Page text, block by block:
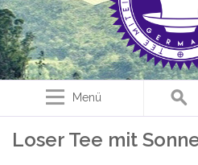
Menü
Loser Tee mit